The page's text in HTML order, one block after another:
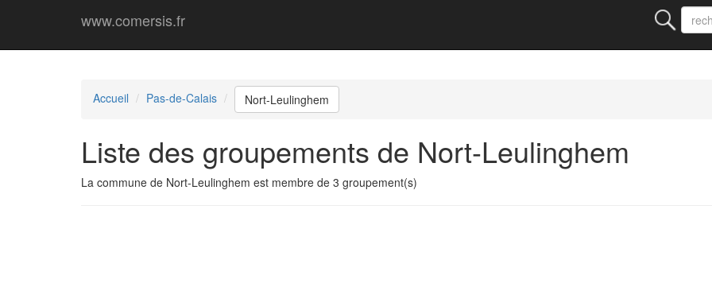
www.comersis.fr
Accueil Pas-de-Calais Nort-Leulinghem
Liste des groupements de Nort-Leulinghem
La commune de Nort-Leulinghem est membre de 3 groupement(s)